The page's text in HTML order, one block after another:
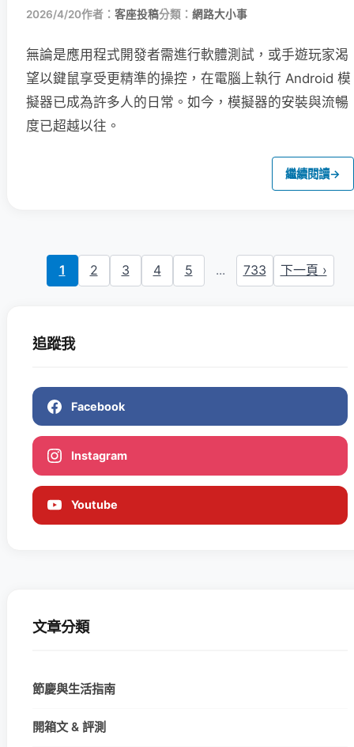
2026/4/20作者： 客座投稿分類： 網路大小事
無論是應用程式開發者需進行軟體測試，或手遊玩家渴
望以鍵鼠享受更精準的操控，在電腦上執行 Android 模
擬器已成為許多人的日常。如今，模擬器的安裝與流暢
度已超越以往。
繼續閱讀→
1 2 3 4 5 ... 733 下一頁 ›
追蹤我
Facebook
Instagram
Youtube
文章分類
節慶與生活指南
開箱文 & 評測